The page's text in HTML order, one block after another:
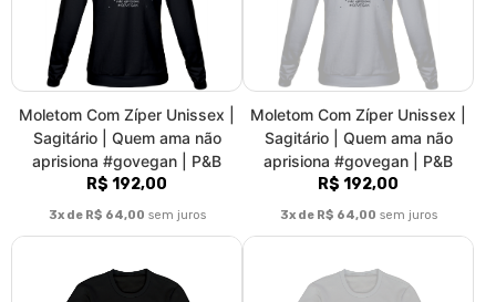
Blusão Moletom Unissex |
Sagitário | Quem ama não
aprisiona #govegan | P&B
R$ 180,00
3x de R$ 60,00sem juros
Blusão Moletom Unissex |
Sagitário | Quem ama não
aprisiona #govegan | P&B
R$ 180,00
3x de R$ 60,00sem juros